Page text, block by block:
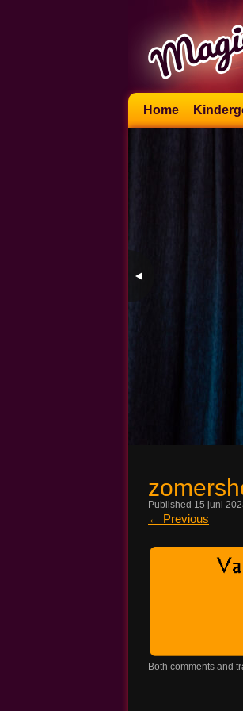
Magic
Skip
to
Home
Published 15 juni
← Previous
Both comments and